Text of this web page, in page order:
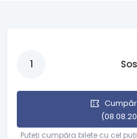
1
Puteți cumpăra bilete cu cel